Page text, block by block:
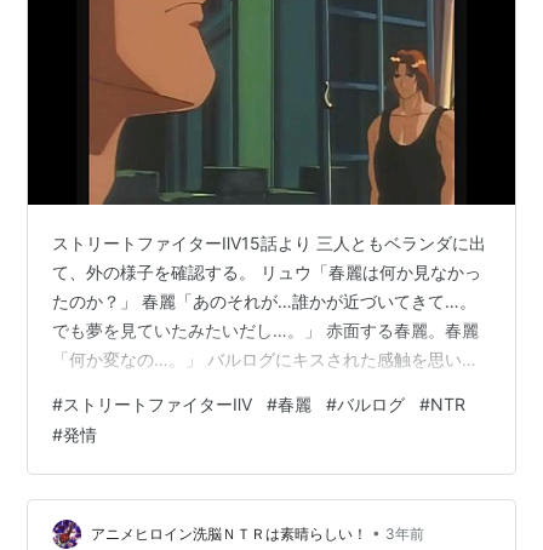
ストリートファイターⅡV15話より 三人ともベランダに出
て、外の様子を確認する。 リュウ「春麗は何か見なかっ
たのか？」 春麗「あのそれが…誰かが近づいてきて…。
でも夢を見ていたみたいだし…。」 赤面する春麗。春麗
「何か変なの…。」 バルログにキスされた感触を思い出
として、甘いワインを飲んだような…。」 春麗「でも確
かに誰か私の部屋にいた気がする…。」 ケン「ああ。だ
けど、この高さをジャンプできるのはとても考えられな
いしなぁ。」 ケン「やっぱり気のせいだったのかも
な。」ホテルの上方を見上げる一同。 春麗「あの人じゃ
#ストリートファイターⅡV #春麗 #バルログ #NTR
#発情
アニメヒロイン洗脳ＮＴＲは素晴らしい！ • 3年前